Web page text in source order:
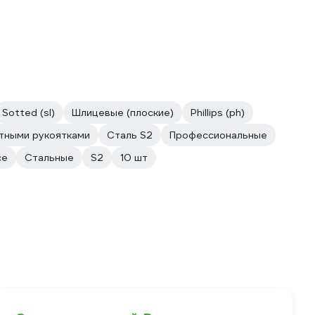
Sotted (sl) Шлицевые (плоские)
Phillips (ph)
рукоятками
Сталь S2
Профессиональные
Стальные S2 10 шт